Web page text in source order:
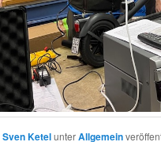
Sven KetelunterAllgemein